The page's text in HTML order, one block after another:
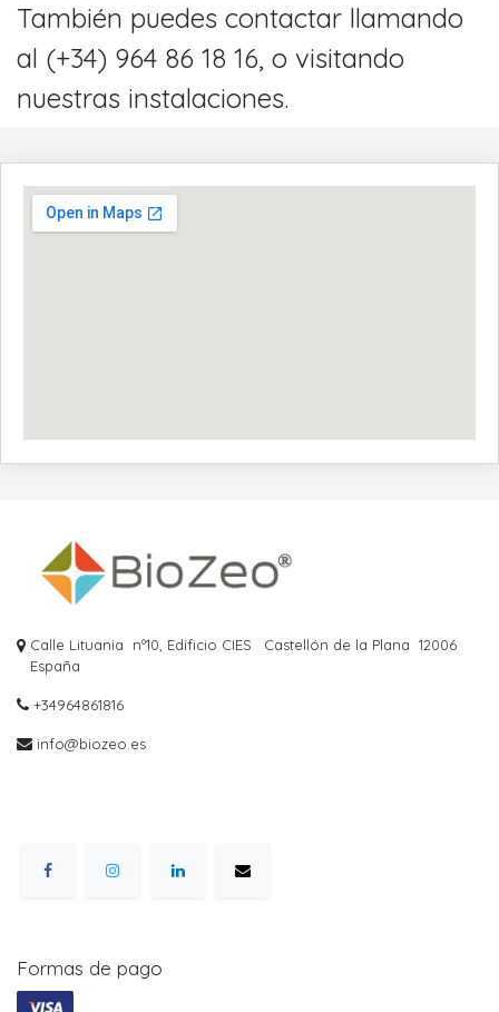
También puedes contactar llamando
al (+34) 964 86 18 16, o visitando
nuestras instalaciones.
Calle Lituania nº10, Edificio CIES Castellón de la Plana 12006
España
+34964861816
info@biozeo.es
Formas de pago